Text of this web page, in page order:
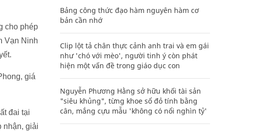
cho phép
Vạn Ninh
giá
đai tại
nhận, giải
Bảng công thức đạo hàm nguyên hàm cơ
bản cần nhớ
Clip lột tả chân thực cảnh anh trai và em gái
như 'chó với mèo', người tinh ý còn phát
hiện một vấn đề trong giáo dục con
Nguyễn Phương Hằng sở hữu khối tài sản
"siêu khủng", từng khoe sổ đỏ tính bằng
cân, mắng cựu mẫu 'không có nổi nghìn tỷ'